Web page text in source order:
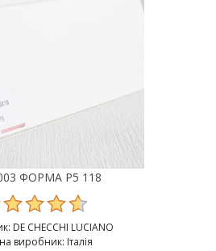
ФОРМА Р5 118
DE CHEСCHI LUCIANO
виробник: Італія